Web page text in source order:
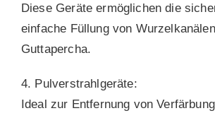
Diese Geräte ermöglichen die
einfache Füllung von
Guttapercha.
4. Pulverstrahlgeräte:
Ideal zur Entfernung von